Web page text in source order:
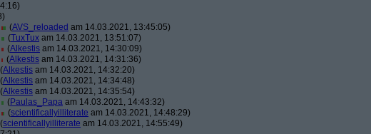
(AVS_reloaded am 14.03.2021, 13:45:05)
(TuxTux am 14.03.2021, 13:51:07)
(Alkestis am 14.03.2021, 14:30:09)
(Alkestis am 14.03.2021, 14:31:36)
(Alkestis am 14.03.2021, 14:32:20)
(Alkestis am 14.03.2021, 14:34:48)
(Alkestis am 14.03.2021, 14:35:54)
(Paulas_Papa am 14.03.2021, 14:43:32)
(scientificallyilliterate am 14.03.2021, 14:48:29)
(scientificallyilliterate am 14.03.2021, 14:55:49)